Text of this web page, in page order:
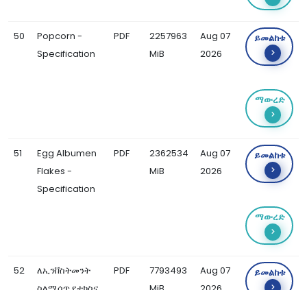
50
Popcorn -
Specification
PDF
2257963
MiB
Aug 07
2026
ይመልከቱ
ማውረድ
51
Egg Albumen
Flakes -
Specification
PDF
2362534
MiB
Aug 07
2026
ይመልከቱ
ማውረድ
52
ለኢንቨስትመንት
PDF
7793493
Aug 07
ይመልከቱ